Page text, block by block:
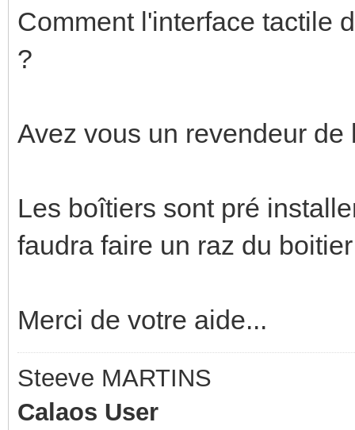
Comment l'interface tactile
?
Avez vous un revendeur
Les boîtiers sont pré
faudra faire un raz du
Merci de votre aide...
Steeve MARTINS
Calaos User